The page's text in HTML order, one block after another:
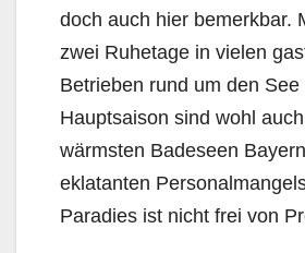
doch auch hier bemerkbar.
zwei Ruhetage in vielen
Betrieben rund um den See
Hauptsaison sind wohl
wärmsten Badeseen
eklatanten
Paradies ist nicht frei von